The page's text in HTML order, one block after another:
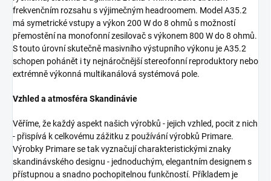
frekvenčním rozsahu s výjimečným headroomem. Model A35.2
má symetrické vstupy a výkon 200 W do 8 ohmů s možností
přemostění na monofonní zesilovač s výkonem 800 W do 8 ohmů.
S touto úrovní skutečně masivního výstupního výkonu je A35.2
schopen pohánět i ty nejnáročnější stereofonní reproduktory nebo
extrémně výkonná multikanálová systémová pole.
Vzhled a atmosféra Skandinávie
Věříme, že každý aspekt našich výrobků - jejich vzhled, pocit z nich
- přispívá k celkovému zážitku z používání výrobků Primare.
Výrobky Primare se tak vyznačují charakteristickými znaky
skandinávského designu - jednoduchým, elegantním designem s
přístupnou a snadno pochopitelnou funkčností. Příkladem je